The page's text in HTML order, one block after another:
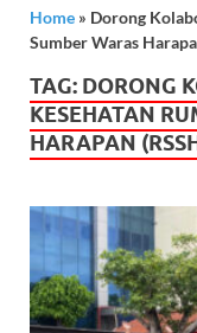
Home » Dorong
Sumber Waras
TAG: DORONG
KESEHATAN
HARAPAN